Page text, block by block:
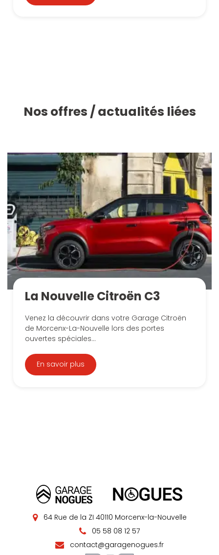
Nos offres / actualités liées
La Nouvelle Citroën C3
Venez la découvrir dans votre Garage Citroën
de Morcenx-La-Nouvelle lors des portes
ouvertes spéciales...
En savoir plus
64 Rue de la ZI 40110 Morcenx-la-Nouvelle
05 58 08 12 57
contact@garagenogues.fr